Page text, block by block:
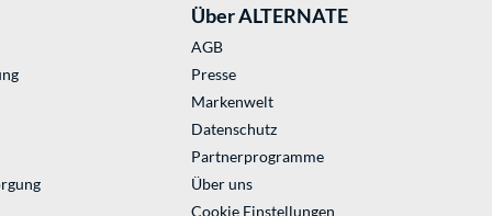
Über ALTERNATE
AGB
Presse
Markenwelt
Datenschutz
Partnerprogramme
Über uns
Cookie Einstellungen